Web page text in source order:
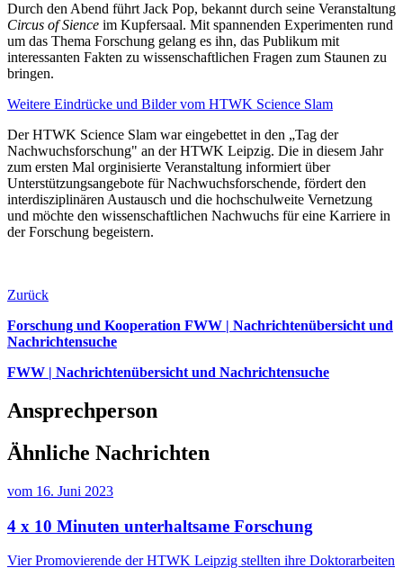
Durch den Abend führt Jack Pop, bekannt durch seine Veranstaltung
Circus of Sience im Kupfersaal. Mit spannenden Experimenten rund
um das Thema Forschung gelang es ihn, das Publikum mit
interessanten Fakten zu wissenschaftlichen Fragen zum Staunen zu
bringen.
Weitere Eindrücke und Bilder vom HTWK Science Slam
Der HTWK Science Slam war eingebettet in den „Tag der
Nachwuchsforschung" an der HTWK Leipzig. Die in diesem Jahr
zum ersten Mal orginisierte Veranstaltung informiert über
Unterstützungsangebote für Nachwuchsforschende, fördert den
interdisziplinären Austausch und die hochschulweite Vernetzung
und möchte den wissenschaftlichen Nachwuchs für eine Karriere in
der Forschung begeistern.
Zurück
Forschung und Kooperation FWW | Nachrichtenübersicht und
Nachrichtensuche
FWW | Nachrichtenübersicht und Nachrichtensuche
Ansprechperson
Ähnliche Nachrichten
vom 16. Juni 2023
4 x 10 Minuten unterhaltsame Forschung
Vier Promovierende der HTWK Leipzig stellten ihre Doktorarbeiten